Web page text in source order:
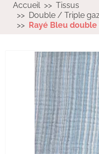
Accueil
Tissus
Double / Triple
Rayé Bleu double